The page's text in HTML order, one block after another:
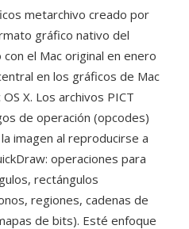
metarchivo creado por
gráfico nativo del
el Mac original en enero
en los gráficos de Mac
X. Los archivos PICT
de operación (opcodes)
imagen al reproducirse a
operaciones para
rectángulos
regiones, cadenas de
de bits). Esté enfoque